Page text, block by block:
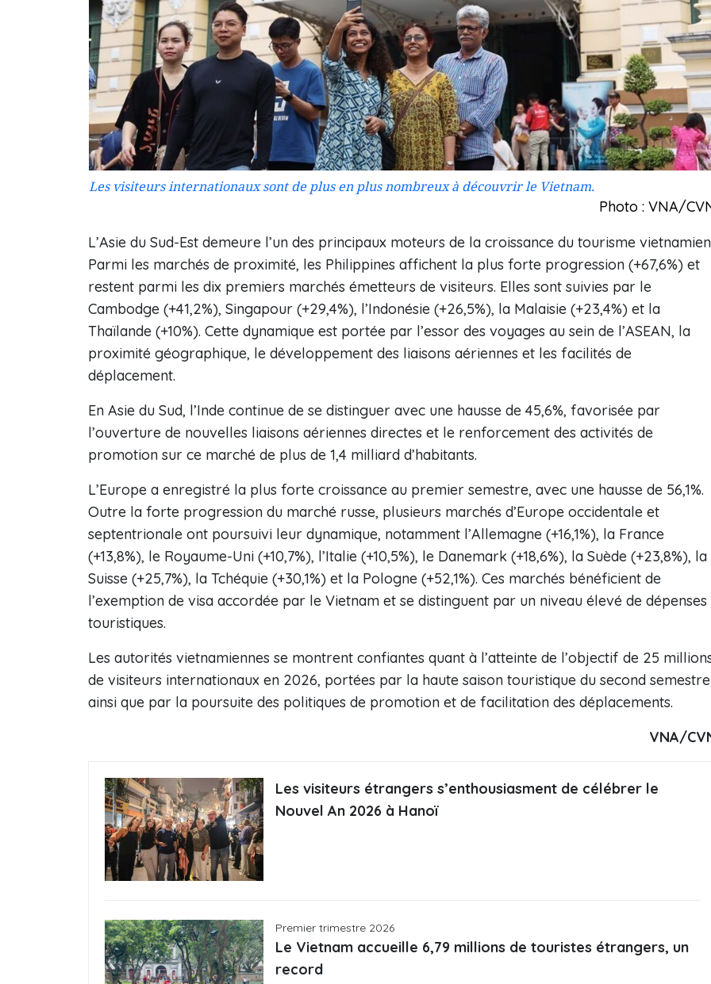
Les visiteurs internationaux sont de plus en plus nombreux à découvrir le Vietnam.
Photo : VNA/
L’Asie du Sud-Est demeure l’un des principaux moteurs de la croissance du tourisme
Parmi les marchés de proximité, les Philippines affichent la plus forte progression (+67,6%) et
restent parmi les dix premiers marchés émetteurs de visiteurs. Elles sont suivies par le
Cambodge (+41,2%), Singapour (+29,4%), l’Indonésie (+26,5%), la Malaisie (+23,4%) et la
Thaïlande (+10%). Cette dynamique est portée par l’essor des voyages au sein de l’ASEAN, la
proximité géographique, le développement des liaisons aériennes et les facilités de
déplacement.
En Asie du Sud, l’Inde continue de se distinguer avec une hausse de 45,6%, favorisée par
l’ouverture de nouvelles liaisons aériennes directes et le renforcement des activités de
promotion sur ce marché de plus de 1,4 milliard d’habitants.
L’Europe a enregistré la plus forte croissance au premier semestre, avec une hausse de 56,1%.
Outre la forte progression du marché russe, plusieurs marchés d’Europe occidentale et
septentrionale ont poursuivi leur dynamique, notamment l’Allemagne (+16,1%), la France
(+13,8%), le Royaume-Uni (+10,7%), l’Italie (+10,5%), le Danemark (+18,6%), la Suède (+23,8%), la
Suisse (+25,7%), la Tchéquie (+30,1%) et la Pologne (+52,1%). Ces marchés bénéficient de
l’exemption de visa accordée par le Vietnam et se distinguent par un niveau élevé de dépenses
touristiques.
Les autorités vietnamiennes se montrent confiantes quant à l’atteinte de l’objectif de 25
de visiteurs internationaux en 2026, portées par la haute saison touristique du second semestre
ainsi que par la poursuite des politiques de promotion et de facilitation des déplacements.
VNA/
Les visiteurs étrangers s’enthousiasment de célébrer le
Nouvel An 2026 à Hanoï
Premier trimestre 2026
Le Vietnam accueille 6,79 millions de touristes étrangers, un
record